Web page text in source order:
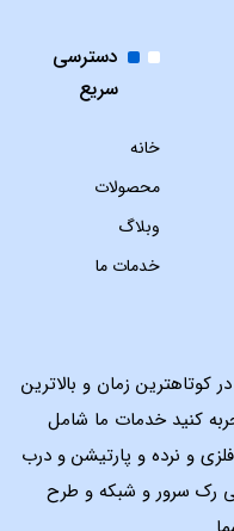
دسترسی
سریع
خانه
محصولات
وبلاگ
خدمات ما
کوتاهترین زمان و بالاترین
کنید خدمات ما شامل
و نرده و پارتیشن و درب
رک سرور و شبکه و طرح